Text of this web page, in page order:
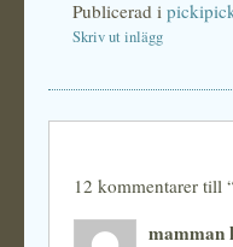
Publicerad i
Skriv ut inlägg
12 kommentarer till
mamman